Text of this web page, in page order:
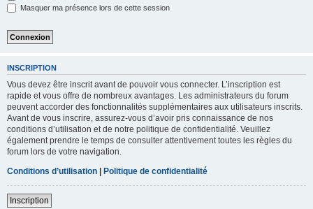
Masquer ma présence lors de cette session
INSCRIPTION
Vous devez être inscrit avant de pouvoir vous connecter. L’inscription est
rapide et vous offre de nombreux avantages. Les administrateurs du forum
peuvent accorder des fonctionnalités supplémentaires aux utilisateurs inscrits.
Avant de vous inscrire, assurez-vous d’avoir pris connaissance de nos
conditions d’utilisation et de notre politique de confidentialité. Veuillez
également prendre le temps de consulter attentivement toutes les règles du
forum lors de votre navigation.
Conditions d’utilisation | Politique de confidentialité
Inscription